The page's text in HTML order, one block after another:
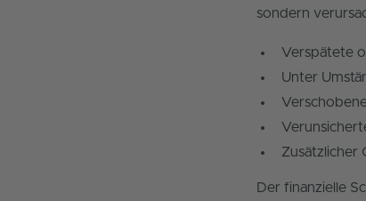
sondern
Verspätete
Unter
Zusätzlicher
Der finanzielle